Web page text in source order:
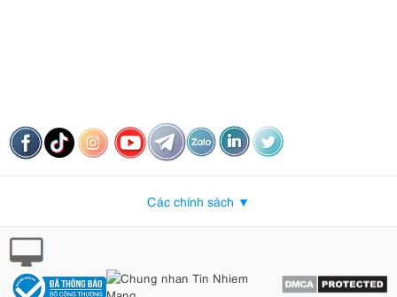
Các chính sách ▼